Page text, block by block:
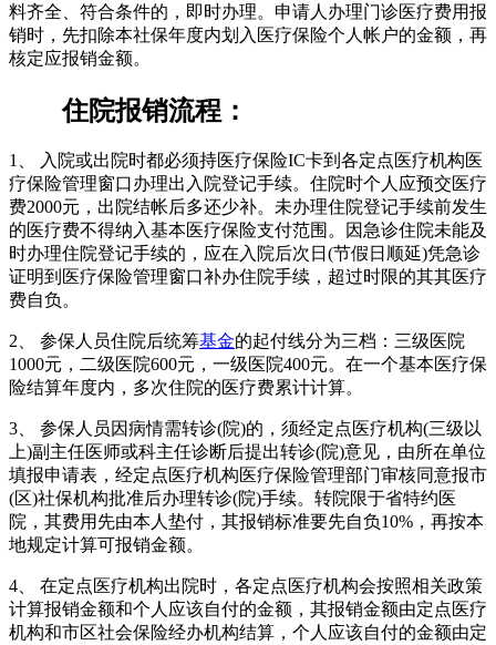
料齐全、符合条件的，即时办理。申请人办理门诊医疗费用报
销时，先扣除本社保年度内划入医疗保险个人帐户的金额，再
核定应报销金额。
住院报销流程：
1、 入院或出院时都必须持医疗保险IC卡到各定点医疗机构医
疗保险管理窗口办理出入院登记手续。住院时个人应预交医疗
费2000元，出院结帐后多还少补。未办理住院登记手续前发生
的医疗费不得纳入基本医疗保险支付范围。因急诊住院未能及
时办理住院登记手续的，应在入院后次日(节假日顺延)凭急诊
证明到医疗保险管理窗口补办住院手续，超过时限的其其医疗
费自负。
2、 参保人员住院后统筹基金的起付线分为三档：三级医院
1000元，二级医院600元，一级医院400元。在一个基本医疗保
险结算年度内，多次住院的医疗费累计计算。
3、 参保人员因病情需转诊(院)的，须经定点医疗机构(三级以
上)副主任医师或科主任诊断后提出转诊(院)意见，由所在单位
填报申请表，经定点医疗机构医疗保险管理部门审核同意报市
(区)社保机构批准后办理转诊(院)手续。转院限于省特约医
院，其费用先由本人垫付，其报销标准要先自负10%，再按本
地规定计算可报销金额。
4、 在定点医疗机构出院时，各定点医疗机构会按照相关政策
计算报销金额和个人应该自付的金额，其报销金额由定点医疗
机构和市区社会保险经办机构结算，个人应该自付的金额由定